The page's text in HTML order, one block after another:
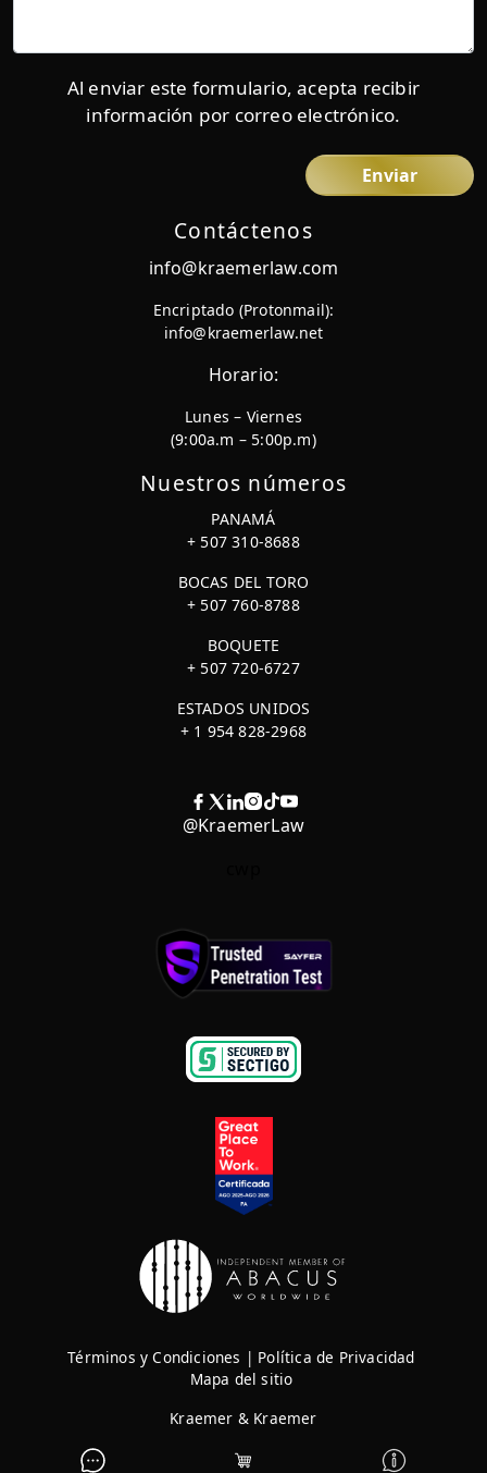
Contáctenos
info@kraemerlaw.com
Encriptado (Protonmail):
info@kraemerlaw.net
Horario:
Lunes – Viernes
(9:00a.m – 5:00p.m)
Nuestros números
PANAMÁ
+ 507 310-8688
BOCAS DEL TORO
+ 507 760-8788
BOQUETE
+ 507 720-6727
ESTADOS UNIDOS
+ 1 954 828-2968
@KraemerLaw
Términos y Condiciones | Política de Privacidad
Mapa del sitio
Kraemer & Kraemer
Al enviar este formulario, acepta recibir
información por correo electrónico.